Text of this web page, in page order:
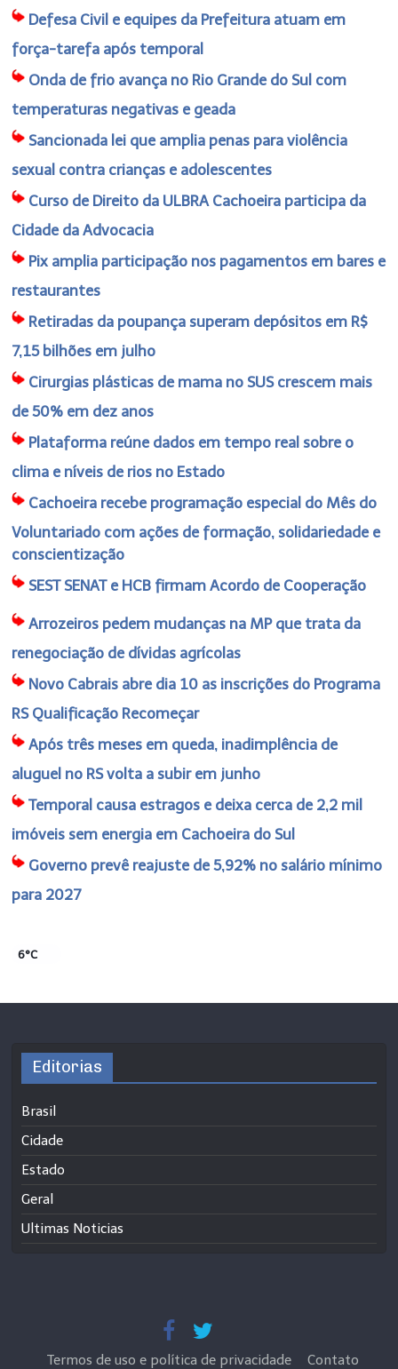
Defesa Civil e equipes da Prefeitura atuam em
força-tarefa após temporal
Onda de frio avança no Rio Grande do Sul com
temperaturas negativas e geada
Sancionada lei que amplia penas para violência
sexual contra crianças e adolescentes
Curso de Direito da ULBRA Cachoeira participa da
Cidade da Advocacia
Pix amplia participação nos pagamentos em bares e
restaurantes
Retiradas da poupança superam depósitos em R$
7,15 bilhões em julho
Cirurgias plásticas de mama no SUS crescem mais
de 50% em dez anos
Plataforma reúne dados em tempo real sobre o
clima e níveis de rios no Estado
Cachoeira recebe programação especial do Mês do
Voluntariado com ações de formação, solidariedade e
conscientização
SEST SENAT e HCB firmam Acordo de Cooperação
Arrozeiros pedem mudanças na MP que trata da
renegociação de dívidas agrícolas
Novo Cabrais abre dia 10 as inscrições do Programa
RS Qualificação Recomeçar
Após três meses em queda, inadimplência de
aluguel no RS volta a subir em junho
Temporal causa estragos e deixa cerca de 2,2 mil
imóveis sem energia em Cachoeira do Sul
Governo prevê reajuste de 5,92% no salário mínimo
para 2027
6°C
Editorias
Brasil
Cidade
Estado
Geral
Ultimas Noticias
Termos de uso e política de privacidade Contato